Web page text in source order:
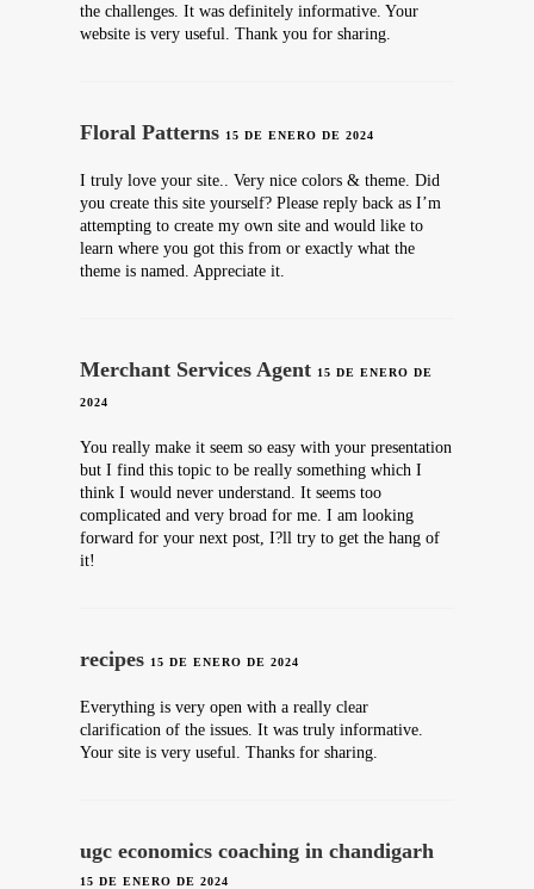
the challenges. It was definitely informative. Your
website is very useful. Thank you for sharing.
Floral Patterns 15 DE ENERO DE 2024
I truly love your site.. Very nice colors & theme. Did
you create this site yourself? Please reply back as I’m
attempting to create my own site and would like to
learn where you got this from or exactly what the
theme is named. Appreciate it.
Merchant Services Agent 15 DE ENERO DE
2024
You really make it seem so easy with your presentation
but I find this topic to be really something which I
think I would never understand. It seems too
complicated and very broad for me. I am looking
forward for your next post, I?ll try to get the hang of
it!
recipes 15 DE ENERO DE 2024
Everything is very open with a really clear
clarification of the issues. It was truly informative.
Your site is very useful. Thanks for sharing.
ugc economics coaching in chandigarh
15 DE ENERO DE 2024